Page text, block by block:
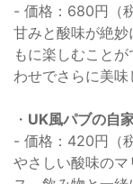
- 価格：680円（
甘みと酸味が絶
もに楽しむこと
わせでさらに美味
・ UK風パブの自
- 価格：420円（
やさしい酸味の